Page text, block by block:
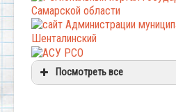
Посмотреть все